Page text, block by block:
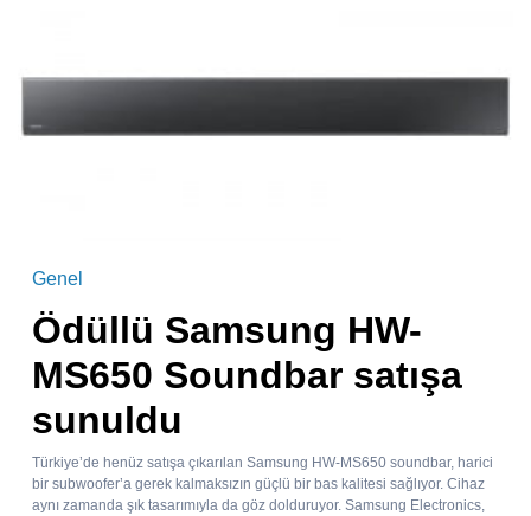
Genel
Ödüllü Samsung HW-
MS650 Soundbar satışa
sunuldu
Türkiye’de henüz satışa çıkarılan Samsung HW-MS650 soundbar, harici
bir subwoofer’a gerek kalmaksızın güçlü bir bas kalitesi sağlıyor. Cihaz
aynı zamanda şık tasarımıyla da göz dolduruyor. Samsung Electronics,